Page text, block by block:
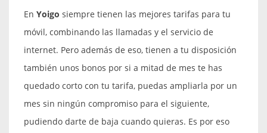
En Yoigo siempre tienen las mejores tarifas para tu
móvil, combinando las llamadas y el servicio de
internet. Pero además de eso, tienen a tu disposición
también unos bonos por si a mitad de mes te has
quedado corto con tu tarifa, puedas ampliarla por un
mes sin ningún compromiso para el siguiente,
pudiendo darte de baja cuando quieras. Es por eso